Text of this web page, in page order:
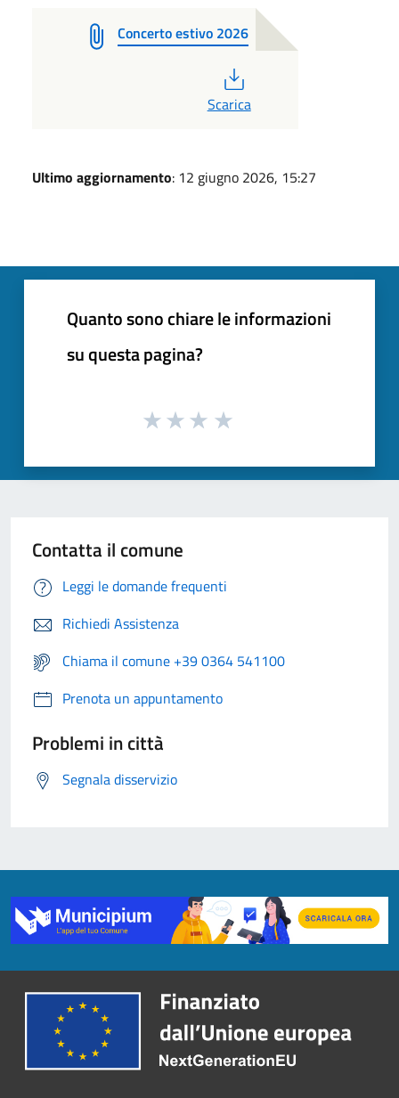
Concerto estivo 2026
Scarica
Ultimo aggiornamento: 12 giugno 2026, 15:27
Quanto sono chiare le informazioni
su questa pagina?
Contatta il comune
Leggi le domande frequenti
Richiedi Assistenza
Chiama il comune +39 0364 541100
Prenota un appuntamento
Problemi in città
Segnala disservizio